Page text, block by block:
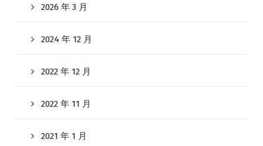
2026 年 3 月
2024 年 12 月
2022 年 12 月
2022 年 11 月
2021 年 1 月